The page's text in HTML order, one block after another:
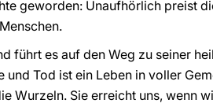
geworden: Unaufhörlich preist
führt es auf den Weg zu seiner
und Tod ist ein Leben in voller
Wurzeln. Sie erreicht uns, wenn